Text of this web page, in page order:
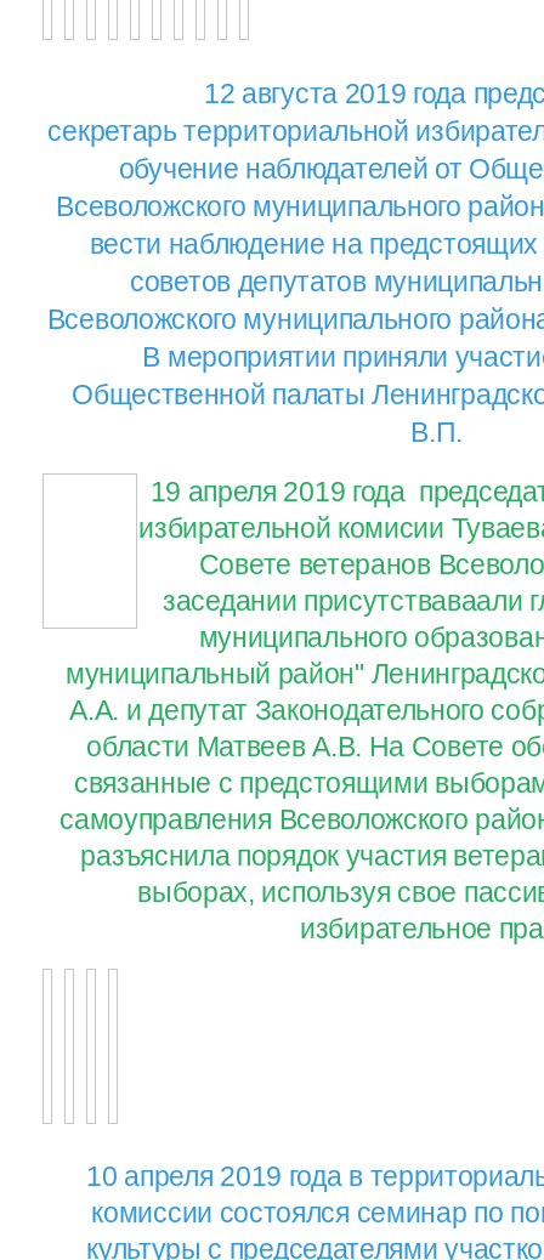
12 августа 2019 года
секретарь территориальной
обучение наблюдателей от
Всеволожского муниципального
вести наблюдение на
советов депутатов
Всеволожского муниципального
В мероприятии приняли
Общественной палаты
В.П.
19 апреля 2019 года
избирательной комисии
Совете ветеранов
заседании присутстваваали
муниципального
муниципальный район"
А.А. и депутат Законодательного
области Матвеев А.В. На Совете
связанные с предстоящими
самоуправления Всеволожского
разъяснила порядок участия
выборах, используя свое
избирательное
10 апреля 2019 года в
комиссии состоялся семинар по
культуры с председателями